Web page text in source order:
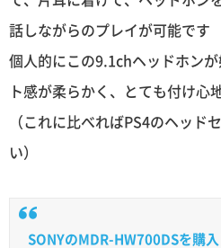
話しながらのプレイが可能です
個人的にこの9.1chヘッドホン
ト感が柔らかく、とても付け心
（これに比べればPS4のヘッド
い）
SONYのMDR-HW700DSを購